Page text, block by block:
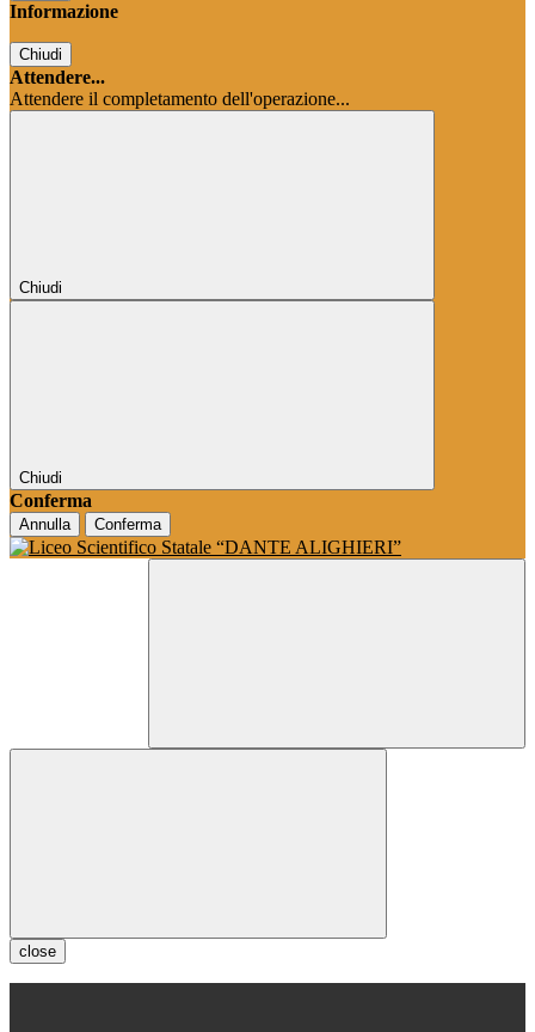
Informazione
Chiudi
Attendere...
Attendere il completamento dell'operazione...
Chiudi
Chiudi
Conferma
Annulla Conferma
close